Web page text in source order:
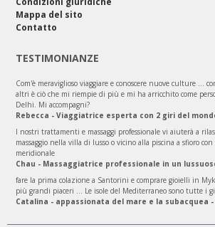
Mappa del sito
Contatto
TESTIMONIANZE
Com'è meraviglioso viaggiare e conoscere nuove culture ...
altri è ciò che mi riempie di più e mi ha arricchito come
Delhi. Mi accompagni?
Rebecca - Viaggiatrice esperta con 2 giri del
I nostri trattamenti e massaggi professionale vi aiuterà a
massaggio nella villa di lusso o vicino alla piscina a sfioro
meridionale
Chau - Massaggiatrice professionale in un
fare la prima colazione a Santorini e comprare gioielli in
più grandi piaceri ... Le isole del Mediterraneo sono tutte i
Catalina - appassionata del mare e la subacquea -